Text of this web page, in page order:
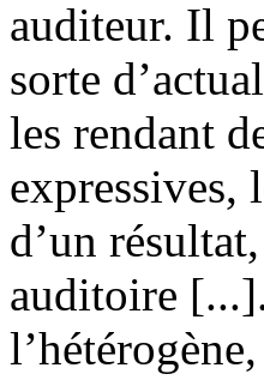
auditeur. Il
sorte
les rendant
expressives,
d’un
auditoire